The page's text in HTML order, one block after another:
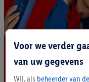
Voor we verder
van uw gegevens
Wij, als beheerder van